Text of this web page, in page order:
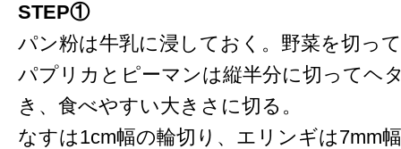
STEP①
パン粉は牛乳に浸しておく。野菜を切っ
パプリカとピーマンは縦半分に切ってヘ
き、食べやすい大きさに切る。
なすは1cm幅の輪切り、エリンギは7mm